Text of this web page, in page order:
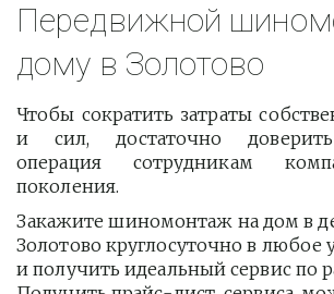
Передвижной
дому в Золотово
Чтобы сократить затраты
и сил, достаточно
операция сотрудникам
поколения.
Закажите шиномонтаж на дом в
Золотово круглосуточно в любое
и получить идеальный сервис по